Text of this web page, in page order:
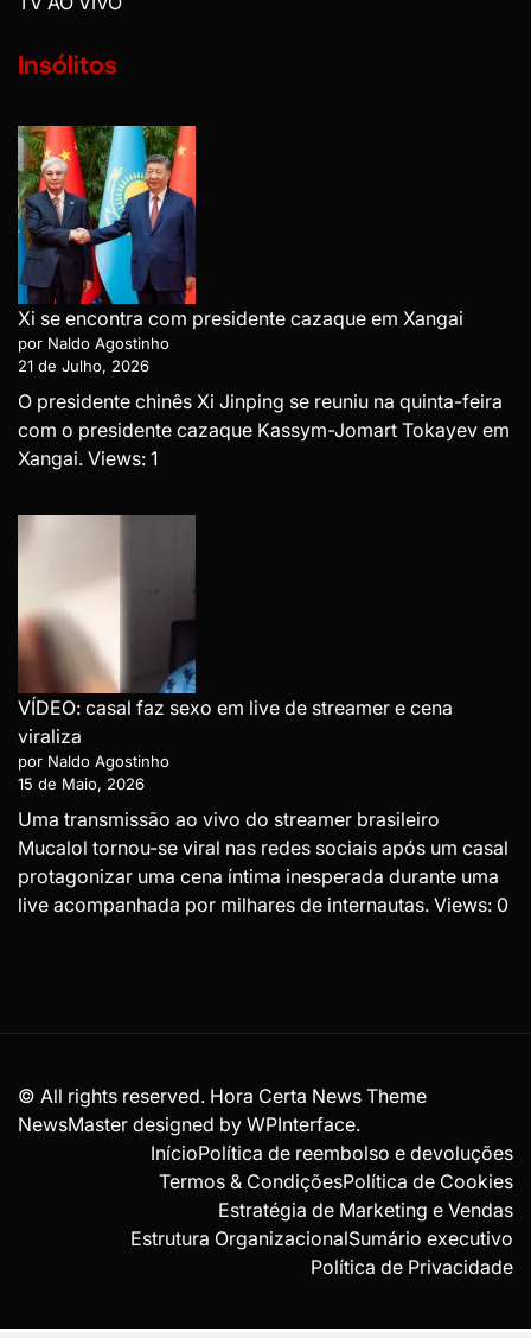
Insólitos
Xi se encontra com presidente cazaque em Xangai
por Naldo Agostinho
21 de Julho, 2026
O presidente chinês Xi Jinping se reuniu na quinta-feira
com o presidente cazaque Kassym-Jomart Tokayev em
Xangai. Views: 1
VÍDEO: casal faz sexo em live de streamer e cena
viraliza
por Naldo Agostinho
15 de Maio, 2026
Uma transmissão ao vivo do streamer brasileiro
Mucalol tornou-se viral nas redes sociais após um casal
protagonizar uma cena íntima inesperada durante uma
live acompanhada por milhares de internautas. Views: 0
© All rights reserved. Hora Certa News Theme
NewsMaster designed by WPInterface.
InícioPolítica de reembolso e devoluções
Termos & CondiçõesPolítica de Cookies
Estratégia de Marketing e Vendas
Estrutura OrganizacionalSumário executivo
Política de Privacidade